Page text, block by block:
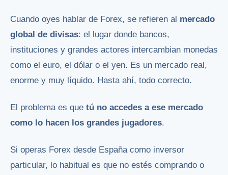
Cuando oyes hablar de Forex, se refieren al mercado
global de divisas: el lugar donde bancos,
instituciones y grandes actores intercambian monedas
como el euro, el dólar o el yen. Es un mercado real,
enorme y muy líquido. Hasta ahí, todo correcto.
El problema es que tú no accedes a ese mercado
como lo hacen los grandes jugadores.
Si operas Forex desde España como inversor
particular, lo habitual es que no estés comprando o